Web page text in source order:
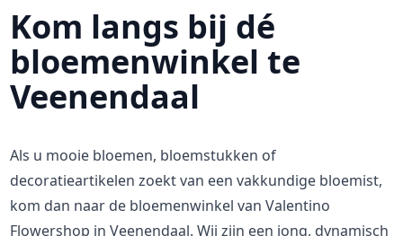
Kom langs bij dé
bloemenwinkel te
Veenendaal
Als u mooie bloemen, bloemstukken of
decoratieartikelen zoekt van een vakkundige bloemist,
kom dan naar de bloemenwinkel van Valentino
Flowershop in Veenendaal. Wij zijn een jong, dynamisch